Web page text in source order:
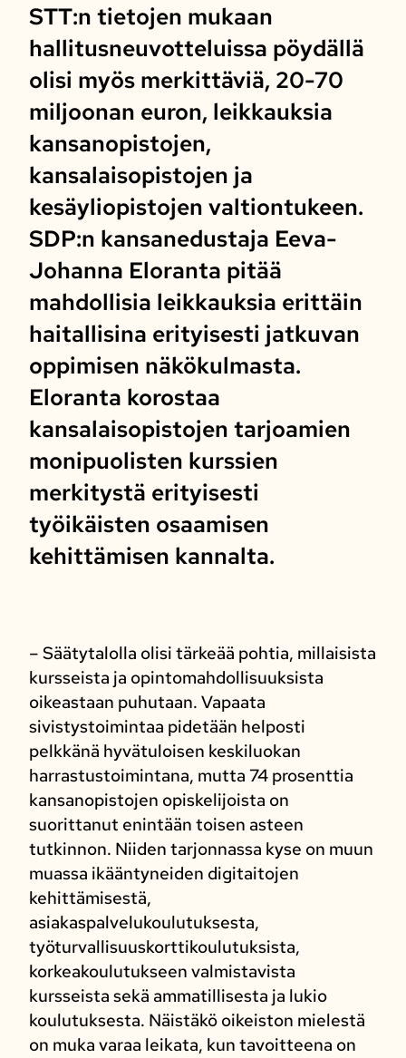
STT:n tietojen mukaan
hallitusneuvotteluissa pöydällä
olisi myös merkittäviä, 20-70
miljoonan euron, leikkauksia
kansanopistojen,
kansalaisopistojen ja
kesäyliopistojen valtiontukeen.
SDP:n kansanedustaja Eeva-
Johanna Eloranta pitää
mahdollisia leikkauksia erittäin
haitallisina erityisesti jatkuvan
oppimisen näkökulmasta.
Eloranta korostaa
kansalaisopistojen tarjoamien
monipuolisten kurssien
merkitystä erityisesti
työikäisten osaamisen
kehittämisen kannalta.
– Säätytalolla olisi tärkeää pohtia, millaisista
kursseista ja opintomahdollisuuksista
oikeastaan puhutaan. Vapaata
sivistystoimintaa pidetään helposti
pelkkänä hyvätuloisen keskiluokan
harrastustoimintana, mutta 74 prosenttia
kansanopistojen opiskelijoista on
suorittanut enintään toisen asteen
tutkinnon. Niiden tarjonnassa kyse on muun
muassa ikääntyneiden digitaitojen
kehittämisestä,
asiakaspalvelukoulutuksesta,
työturvallisuuskorttikoulutuksista,
korkeakoulutukseen valmistavista
kursseista sekä ammatillisesta ja lukio
koulutuksesta. Näistäkö oikeiston mielestä
on muka varaa leikata, kun tavoitteena on